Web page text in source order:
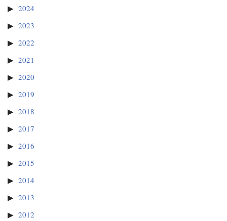
2024
2023
2022
2021
2020
2019
2018
2017
2016
2015
2014
2013
2012